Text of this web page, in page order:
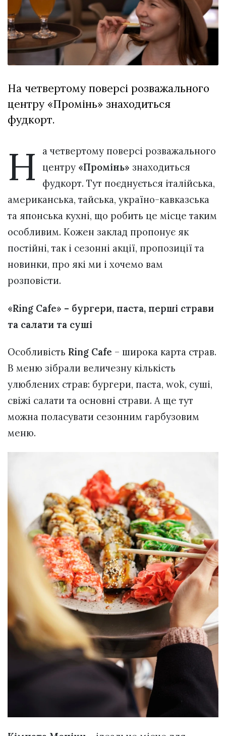
XIX
Спартакіада
VolWe...
29 Липня 2026
553 переглядів
Всі розділи
Лайф
Афіша
ZONE 18+
Політика конфіденційності
На четвертому поверсі розважального
центру «Промінь» знаходиться
фудкорт.
Н
а четвертому поверсі розважального
центру «Промінь» знаходиться
фудкорт. Тут поєднується італійська,
американська, тайська, україно-кавказська
та японська кухні, що робить це місце таким
особливим. Кожен заклад пропонує як
постійні, так і сезонні акції, пропозиції та
новинки, про які ми і хочемо вам
розповісти.
«Ring Cafe» – бургери, паста, перші страви
та салати та суші
Особливість Ring Cafe – широка карта страв.
В меню зібрали величезну кількість
улюблених страв: бургери, паста, wok, суші,
свіжі салати та основні страви. А ще тут
можна поласувати сезонним гарбузовим
меню.